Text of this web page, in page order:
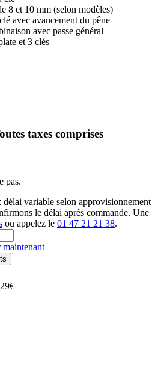
8 et 10 mm (selon modèles)
avec avancement du pêne
avec passe général
et 3 clés
taxes comprises
pas.
: délai variable selon approvisionnement
le délai après commande. Une
ou appelez le 01 47 21 21 38.
maintenant